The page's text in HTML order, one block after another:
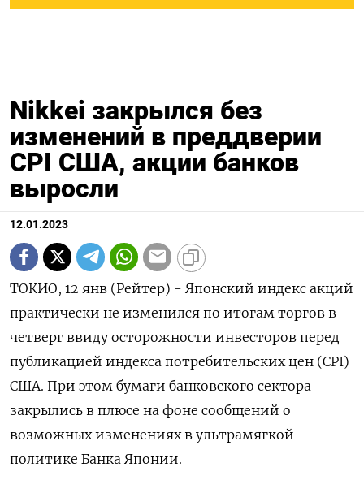
Nikkei закрылся без
изменений в преддверии
CPI США, акции банков
выросли
12.01.2023
ТОКИО, 12 янв (Рейтер) - Японский индекс акций
практически не изменился по итогам торгов в
четверг ввиду осторожности инвесторов перед
публикацией индекса потребительских цен (CPI)
США. При этом бумаги банковского сектора
закрылись в плюсе на фоне сообщений о
возможных изменениях в ультрамягкой
политике Банка Японии.